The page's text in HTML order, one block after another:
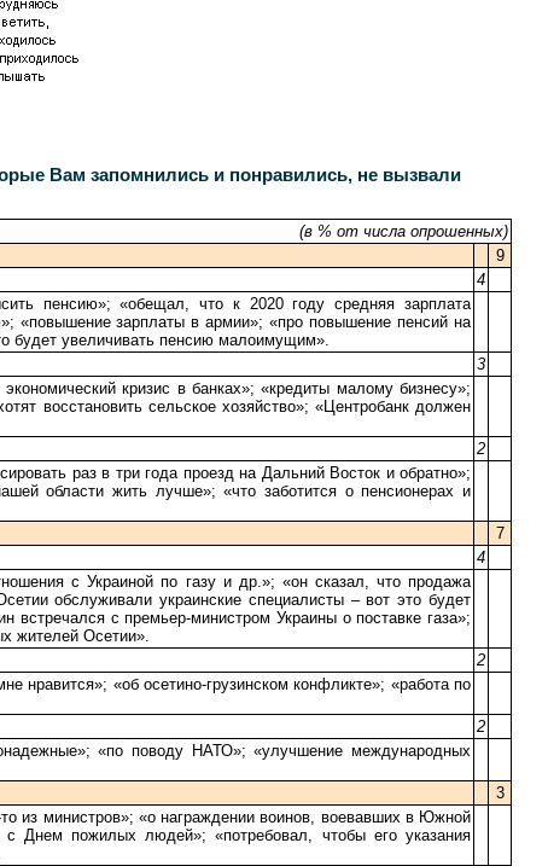
Вам запомнились и понравились, не вызвали
(в % от числа опрошенных)
9
4
пенсию»; «обещал, что к 2020 году средняя зарплата
«повышение зарплаты в армии»; «про повышение пенсий на
будет увеличивать пенсию малоимущим».
3
кризис в банках»; «кредиты малому бизнесу»;
восстановить сельское хозяйство»; «Центробанк должен
2
раз в три года проезд на Дальний Восток и обратно»;
области жить лучше»; «что заботится о пенсионерах и
7
4
с Украиной по газу и др.»; «он сказал, что продажа
обслуживали украинские специалисты – вот это будет
встречался с премьер-министром Украины о поставке газа»;
жителей Осетии».
2
нравится»; «об осетино-грузинском конфликте»; «работа по
2
«по поводу НАТО»; «улучшение международных
3
из министров»; «о награждении воинов, воевавших в Южной
Днем пожилых людей»; «потребовал, чтобы его указания